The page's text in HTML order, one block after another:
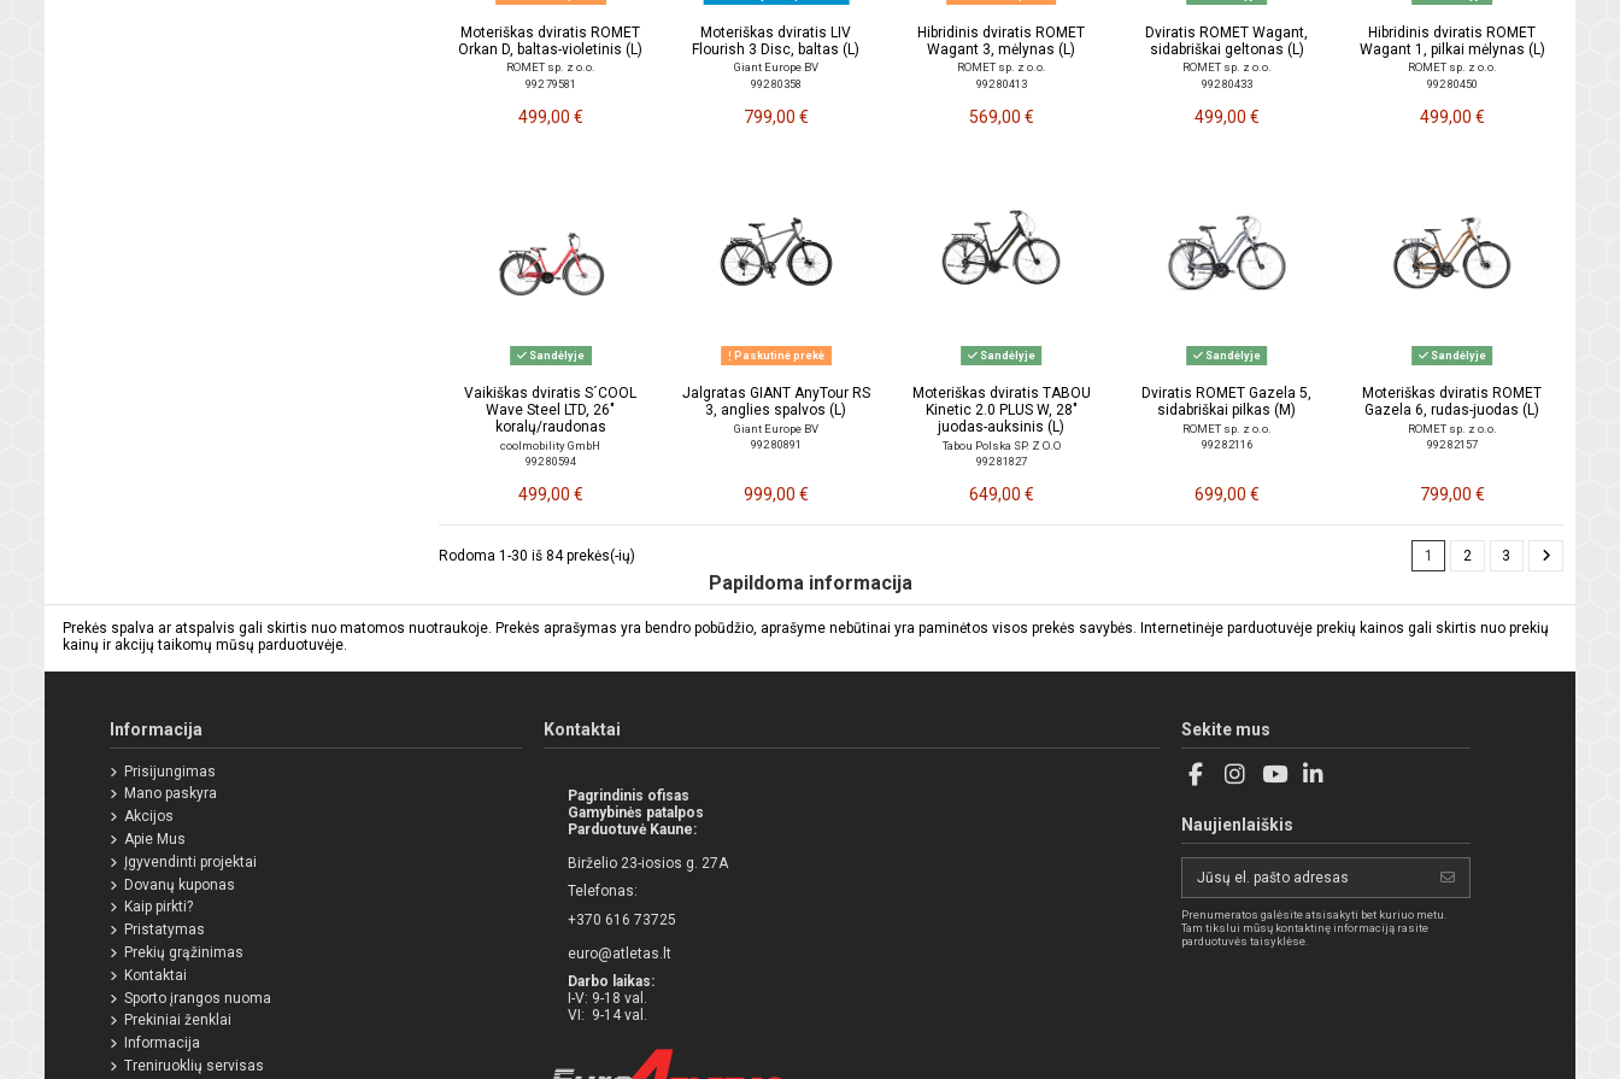
Moteriškas dviratis ROMET
Orkan D, baltas-violetinis (L)
ROMET sp. z o.o.
992 79581
499,00 €
Moteriškas dviratis LIV
Flourish 3 Disc, baltas (L)
Giant Europe BV
992 80358
799,00 €
Hibridinis dviratis ROMET
Wagant 3, mėlynas (L)
ROMET sp. z o.o.
992 80413
569,00 €
Dviratis ROMET Wagant,
sidabriškai geltonas (L)
ROMET sp. z o.o.
992 80433
499,00 €
Hibridinis dviratis ROMET
Wagant 1, pilkai mėlynas (L)
ROMET sp. z o.o.
992 80450
499,00 €
Sandėlyje
Vaikiškas dviratis S´COOL
Wave Steel LTD, 26"
koralų/raudonas
coolmobility GmbH
992 80594
499,00 €
Paskutinė prekė
Jalgratas GIANT AnyTour RS
3, anglies spalvos (L)
Giant Europe BV
992 80891
999,00 €
Sandėlyje
Moteriškas dviratis TABOU
Kinetic 2.0 PLUS W, 28"
juodas-auksinis (L)
Tabou Polska SP. Z O.O
992 81827
649,00 €
Sandėlyje
Dviratis ROMET Gazela 5,
sidabriškai pilkas (M)
ROMET sp. z o.o.
992 82116
699,00 €
Sandėlyje
Moteriškas dviratis ROMET
Gazela 6, rudas-juodas (L)
ROMET sp. z o.o.
992 82157
799,00 €
Rodoma 1-30 iš 84 prekės(-ių) 1 2 3
Papildoma informacija
Prekės spalva ar atspalvis gali skirtis nuo matomos nuotraukoje. Prekės aprašymas yra bendro pobūdžio, aprašyme nebūtinai yra paminėtos visos prekės savybės. Internetinėje parduotuvėje prekių kainos gali skirtis nuo prekių
kainų ir akcijų taikomų mūsų parduotuvėje.
Informacija
Prisijungimas
Mano paskyra
Akcijos
Apie Mus
Įgyvendinti projektai
Dovanų kuponas
Kaip pirkti?
Pristatymas
Prekių grąžinimas
Kontaktai
Sporto įrangos nuoma
Prekiniai ženklai
Informacija
Treniruoklių servisas
Kontaktai
Pagrindinis ofisas
Gamybinės patalpos
Parduotuvė Kaune:
Birželio 23-iosios g. 27A
Telefonas:
+370 616 73725
euro@atletas.lt
Darbo laikas:
I-V: 9-18 val.
VI: 9-14 val.
Sekite mus
Naujienlaiškis
Prenumeratos galėsite atsisakyti bet kuriuo metu.
Tam tikslui mūsų kontaktinę informaciją rasite
parduotuvės taisyklėse.